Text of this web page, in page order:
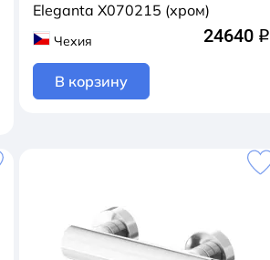
Eleganta X070215 (хром)
Чехия 24640 q
В корзину